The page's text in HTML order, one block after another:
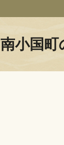
南小国町